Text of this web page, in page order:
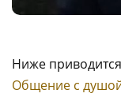
Ниже
Общение с